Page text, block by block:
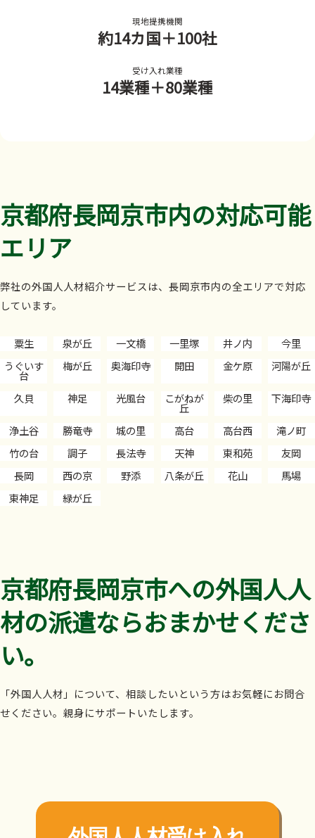
現地提携機関
約14カ国＋100社
受け入れ業種
14業種＋80業種
京都府長岡京市内の対応可能
エリア
弊社の外国人人材紹介サービスは、長岡京市内の全エリアで対応
しています。
粟生 泉が丘 一文橋 一里塚 井ノ内
今里
うぐいす
台
梅が丘 奥海印寺 開田 金ケ原 河陽が丘
久貝 神足 光風台 こがねが
丘
柴の里 下海印寺
浄土谷 勝竜寺 城の里 高台 高台西
滝ノ町
竹の台
調子 長法寺 天神 東和苑
友岡
長岡
西の京 野添 八条が丘 花山
馬場
東神足
緑が丘
京都府長岡京市への外国人人
材の派遣ならおまかせくださ
い。
「外国人人材」について、相談したいという方はお気軽にお問合
せください。親身にサポートいたします。